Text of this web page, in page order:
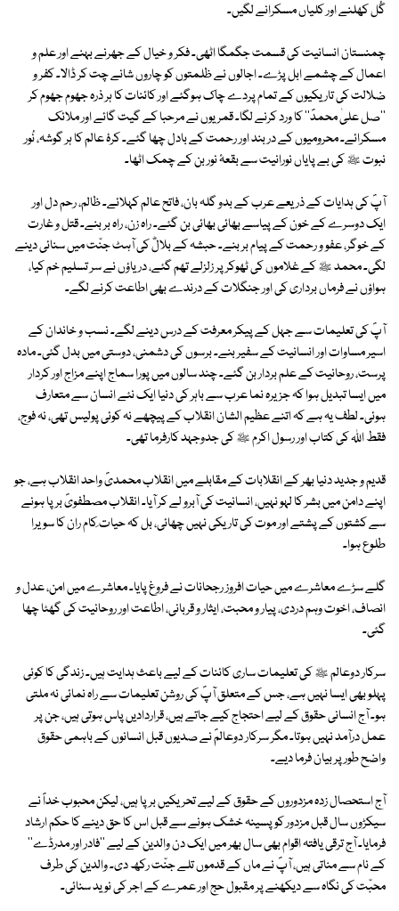
گُل کھلنے اور کلیاں مسکرانے لگیں۔
چمنستان انسانیت کی قسمت جگمگا اٹھی۔ فکر و خیال کے جھرنے بہنے اور علم و
اعمال کے چشمے ابل پڑے۔ اجالوں نے ظلمتوں کو چاروں شانے چت کر ڈالا۔ کفر و
ضلالت کی تاریکیوں کے تمام پردے چاک ہوگئے اور کائنات کا ہر ذرہ جھوم جھوم کر
''صل علیٰ محمدؐ'' کا ورد کرنے لگا۔ قمریوں نے مرحبا کے گیت گائے اور ملائک
مسکرائے۔ محرومیوں کے در بند اور رحمت کے بادل چھا گئے۔ کرۂ عالم کا ہر گوشہ، نُور
نبوت ﷺ کی بے پایاں نورانیت سے بقعۂ نور بن کے چمک اٹھا۔
آپؐ کی ہدایات کے ذریعے عرب کے بدو گلہ بان، فاتح عالم کہلائے۔ ظالم، رحم دل اور
ایک دوسرے کے خون کے پیاسے بھائی بھائی بن گئے۔ راہ زن، راہ بر بنے۔ قتل و غارت
کے خوگر، عفو و رحمت کے پیام بر بنے۔ حبشہ کے بلالؓ کی آہٹ جنّت میں سنائی دینے
لگی۔ محمد ﷺ کے غلاموں کی ٹھوکر پر زلزلے تھم گئے، دریاؤں نے سر تسلیم خم کیا،
ہواؤں نے فرماں برداری کی اور جنگلات کے درندے بھی اطاعت کرنے لگے۔
آپؐ کی تعلیمات سے جہل کے پیکر معرفت کے درس دینے لگے۔ نسب و خاندان کے
اسیر مساوات اور انسانیت کے سفیر بنے۔ برسوں کی دشمنی، دوستی میں بدل گئی۔ مادہ
پرست، روحانیت کے علم بردار بن گئے۔ چند سالوں میں پورا سماج اپنے مزاج اور کردار
میں ایسا تبدیل ہوا کہ جزیرہ نما عرب سے باہر کی دنیا ایک نئے انسان سے متعارف
ہوئی۔ لطف یہ ہے کہ اتنے عظیم الشان انقلاب کے پیچھے نہ کوئی پولیس تھی، نہ فوج،
فقط اﷲ کی کتاب اور رسول اکرم ﷺ کی جدوجہد کارفرما تھی۔
قدیم و جدید دنیا بھر کے انقلابات کے مقابلے میں انقلاب محمدیؐ واحد انقلاب ہے، جو
اپنے دامن میں بشر کا لہو نہیں، انسانیت کی آبرو لے کر آیا۔ انقلاب مصطفویؐ برپا ہونے
سے کشتوں کے پشتے اور موت کی تاریکی نہیں چھائی، بل کہ حیات ِکام ران کا سویرا
طلوع ہوا۔
گلے سڑے معاشرے میں حیات افروز رجحانات نے فروغ پایا۔ معاشرے میں امن، عدل و
انصاف، اخوت وہم دردی، پیار و محبت، ایثار و قربانی، اطاعت اور روحانیت کی گھٹا چھا
گئی۔
سرکار دوعالم ﷺ کی تعلیمات ساری کائنات کے لیے باعث ہدایت ہیں۔ زندگی کا کوئی
پہلو بھی ایسا نہیں ہے، جس کے متعلق آپؐ کی روشن تعلیمات سے راہ نمائی نہ ملتی
ہو۔ آج انسانی حقوق کے لیے احتجاج کیے جاتے ہیں، قراردادیں پاس ہوتی ہیں، جن پر
عمل درآمد نہیں ہوتا۔ مگر سرکار دوعالمؐ نے صدیوں قبل انسانوں کے باہمی حقوق
واضح طور پر بیان فرما دیے۔
آج استحصال زدہ مزدوروں کے حقوق کے لیے تحریکیں برپا ہیں، لیکن محبوب خداؐ نے
سیکڑوں سال قبل مزدور کو پسینہ خشک ہونے سے قبل اس کا حق دینے کا حکم ارشاد
فرمایا۔ آج ترقی یافتہ اقوام بھی سال بھر میں ایک دن والدین کے لیے ''فادر اور مدرڈے''
کے نام سے مناتی ہیں، آپؐ نے ماں کے قدموں تلے جنّت رکھ دی۔ والدین کی طرف
محبّت کی نگاہ سے دیکھنے پر مقبول حج اور عمرے کے اجر کی نوید سنائی۔